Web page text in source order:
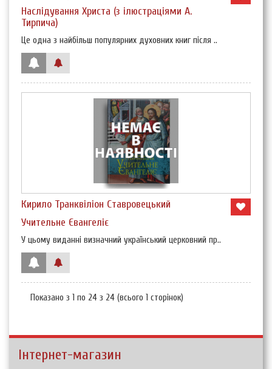
Наслідування Христа (з ілюстраціями А.
Тирпича)
Це одна з найбільш популярних духовних книг після ..
Кирило Транквіліон Ставровецький
Учительне Євангеліє
У цьому виданні визначний український церковний пр..
Показано з 1 по 24 з 24 (всього 1 сторінок)
Інтернет-магазин